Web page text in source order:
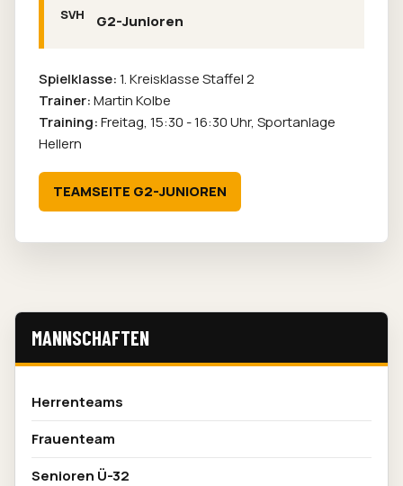
G2-Junioren
Spielklasse:1. Kreisklasse Staffel 2
Trainer:Martin Kolbe
Training:Freitag, 15:30 - 16:30 Uhr, Sportanlage
Hellern
TEAMSEITE G2-JUNIOREN
MANNSCHAFTEN
Herrenteams
Frauenteam
Senioren Ü-32